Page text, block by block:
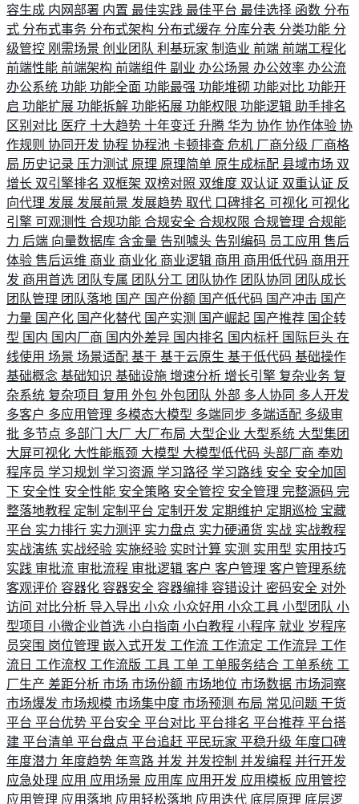
容生成 内网部署 内置 最佳实践 最佳平台 最佳选择 函数 分布
式 分布式事务 分布式架构 分布式缓存 分库分表 分类功能 分
级管控 刚需场景 创业团队 利基玩家 制造业 前端 前端工程化
前端性能 前端架构 前端组件 副业 办公场景 办公效率 办公流
办公系统 功能 功能全面 功能最强 功能堆砌 功能对比 功能开
启 功能扩展 功能拆解 功能拓展 功能权限 功能逻辑 助手排名
区别对比 医疗 十大趋势 十年变迁 升腾 华为 协作 协作体验 协
作规则 协同开发 协程 协程池 卡顿排查 危机 厂商分级 厂商格
局 历史记录 压力测试 原理 原理简单 原生成标配 县域市场 双
增长 双引擎排名 双框架 双榜对照 双维度 双认证 双重认证 反
向代理 发展 发展前景 发展趋势 取代 口碑排名 可视化 可视化
引擎 可观测性 合规功能 合规安全 合规权限 合规管理 合规能
力 后端 向量数据库 含金量 告别噱头 告别编码 员工应用 售后
体验 售后运维 商业 商业化 商业逻辑 商用 商用低代码 商用开
发 商用首选 团队专属 团队分工 团队协作 团队协同 团队成长
团队管理 团队落地 国产 国产份额 国产低代码 国产冲击 国产
力量 国产化 国产化替代 国产实测 国产崛起 国产推荐 国企转
型 国内 国内厂商 国内外差异 国内排名 国内标杆 国际巨头 在
线使用 场景 场景适配 基于 基于云原生 基于低代码 基础操作
基础概念 基础知识 基础设施 增速分析 增长引擎 复杂业务 复
杂系统 复杂项目 复用 外包 外包团队 外部 多人协同 多人开发
多客户 多应用管理 多模态大模型 多端同步 多端适配 多级审
批 多节点 多部门 大厂 大厂布局 大型企业 大型系统 大型集团
大屏可视化 大性能瓶颈 大模型 大模型低代码 头部厂商 奉劝
程序员 学习规划 学习资源 学习路径 学习路线 安全 安全加固
下 安全性 安全性能 安全策略 安全管控 安全管理 完整源码 完
整落地教程 定制 定制平台 定制开发 定期维护 定期巡检 宝藏
平台 实力排行 实力测评 实力盘点 实力硬通货 实战 实战教程
实战演练 实战经验 实施经验 实时计算 实测 实用型 实用技巧
实践 审批流 审批流程 审批逻辑 客户 客户管理 客户管理系统
客观评价 容器化 容器安全 容器编排 容错设计 密码安全 对外
访问 对比分析 导入导出 小众 小众好用 小众工具 小型团队 小
型项目 小微企业首选 小白指南 小白教程 小程序 就业 岁程序
员突围 岗位管理 嵌入式开发 工作流 工作流定 工作流异 工作
流日 工作流权 工作流版 工具 工单 工单服务结合 工单系统 工
厂生产 差距分析 市场 市场份额 市场地位 市场数据 市场洞察
市场爆发 市场规模 市场集中度 市场预测 布局 常见问题 干货
平台 平台优势 平台安全 平台对比 平台排名 平台推荐 平台搭
建 平台清单 平台盘点 平台追赶 平民玩家 平稳升级 年度口碑
年度潜力 年度趋势 年弯路 并发 并发控制 并发编程 并行开发
应急处理 应用 应用场景 应用库 应用开发 应用模板 应用管控
应用管理 应用落地 应用轻松落地 应用迭代 底层原理 底层逻